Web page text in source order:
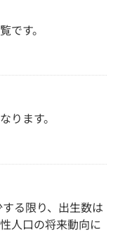
です。
ります。
る限り、出生数は
人口の将来動向に